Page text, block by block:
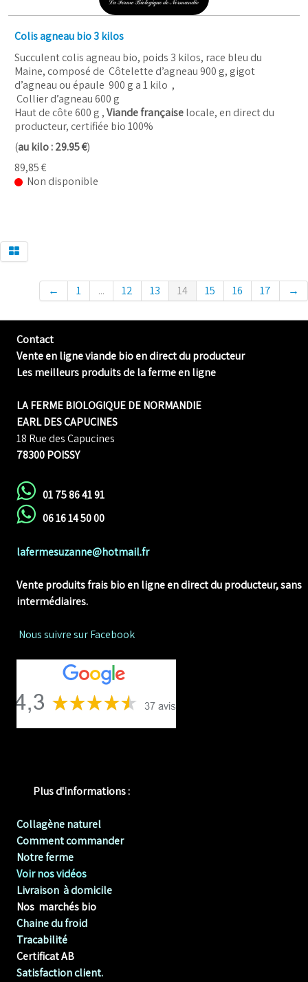
Colis agneau bio 3 kilos
Succulent colis agneau bio, poids 3 kilos, race bleu du
Maine, composé de Côtelette d’agneau 900 g, gigot
d’agneau ou épaule 900 g a 1 kilo ,
Collier d’agneau 600 g
Haut de côte 600 g ,Viande françaiselocale, en direct du
producteur, certifiée bio 100%
(au kilo : 29.95 €)
89,85 €
Non disponible
← 1 ... 12 13 14 15 16 17 →
Contact
Vente en ligne viande bio en direct du producteur
Les meilleurs produits de la ferme en ligne
LA FERME BIOLOGIQUE DE NORMANDIE
EARL DES CAPUCINES
18 Rue des Capucines
78300 POISSY
01 75 86 41 91
06 16 14 50 00
lafermesuzanne@hotmail.fr
Vente produits frais bio en ligneen direct du producteur, sans
intermédiaires.
Nous suivre sur Facebook
Plus d'informations :
Collagène naturel
Comment commander
Notre ferme
Voir nos vidéos
Livraison à domicile
Nos marchés bio
Chaine du froid
Tracabilité
Certificat AB
Satisfaction client.